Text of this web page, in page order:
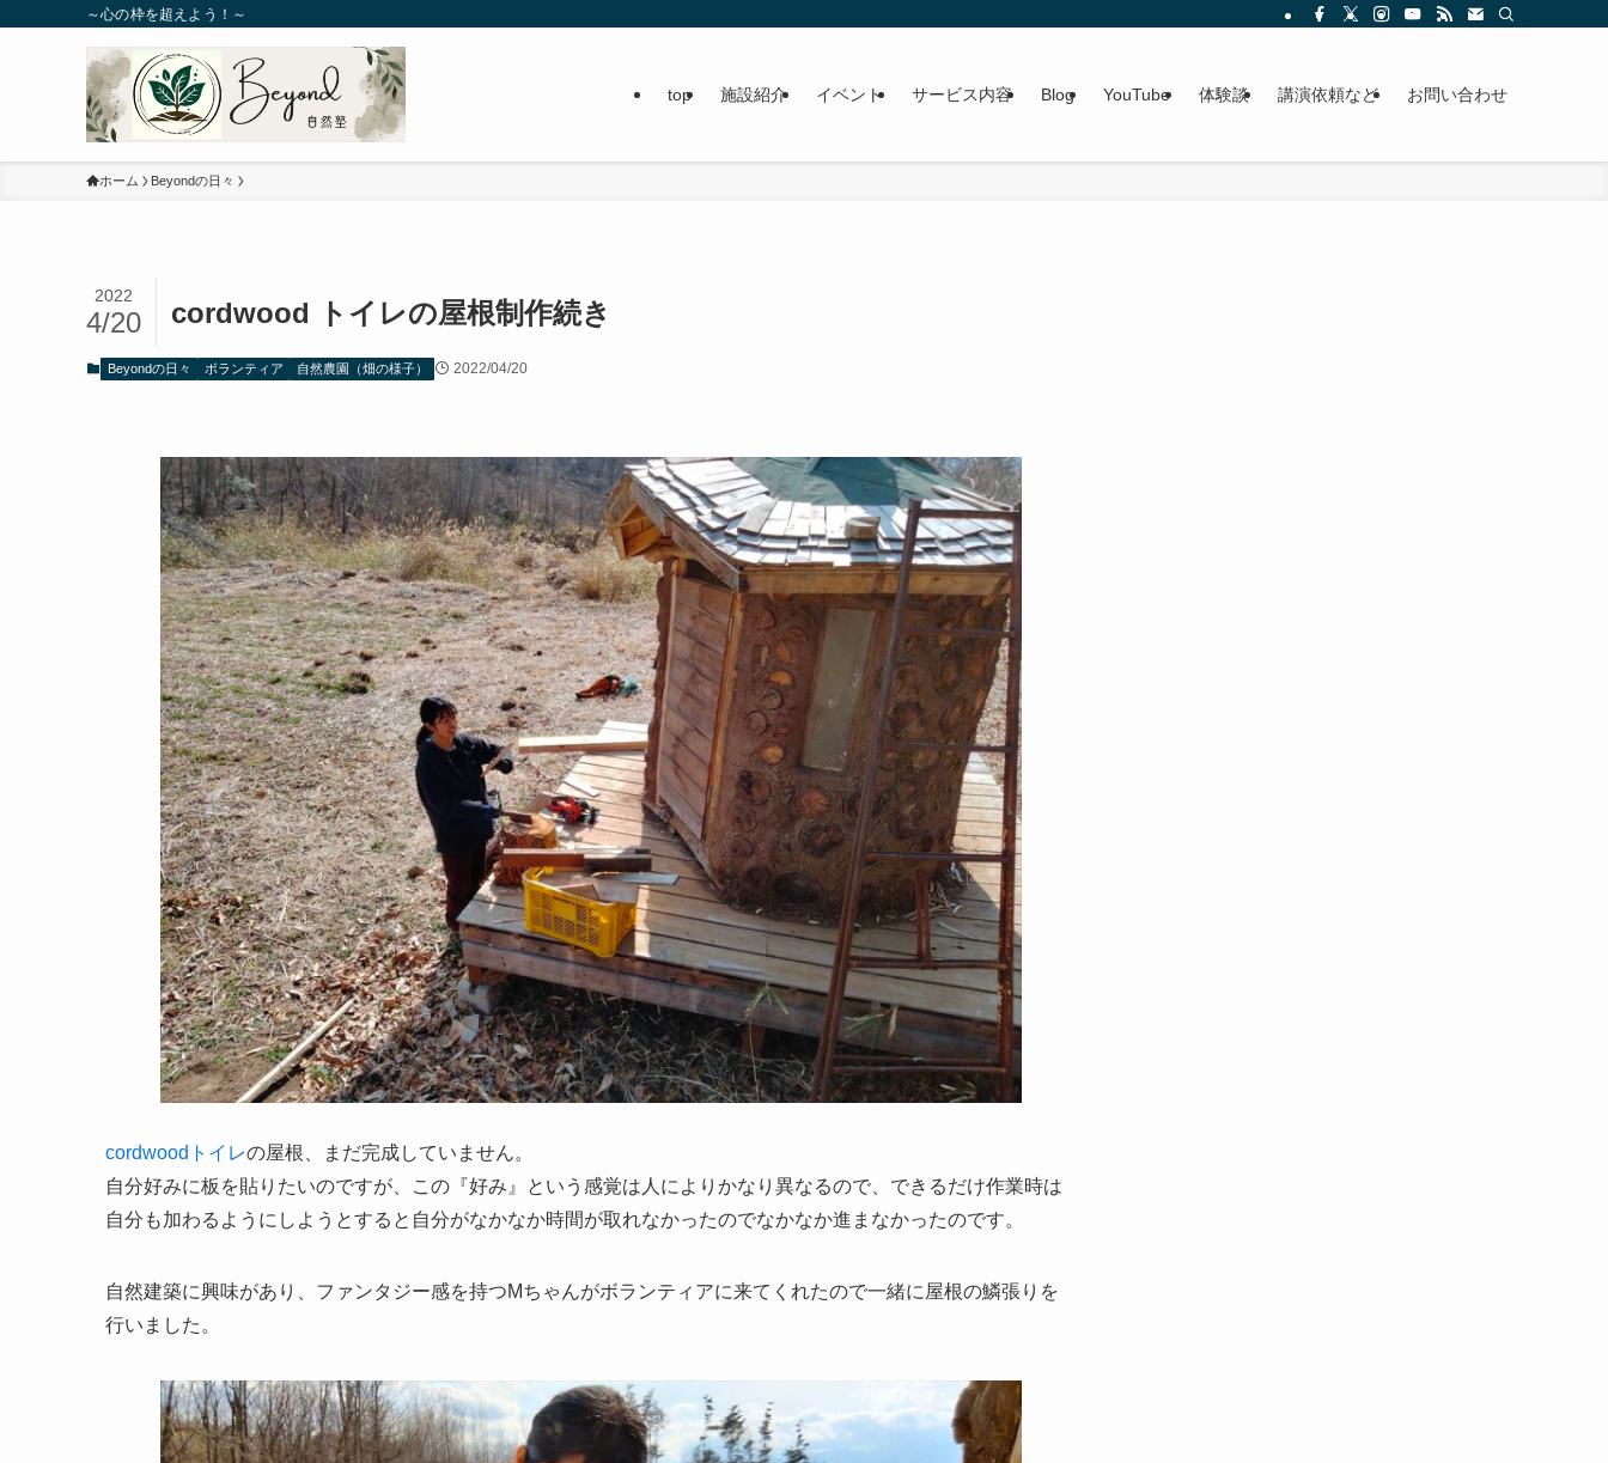
～心の枠を超えよう！～
top 施設紹介 イベント サービス内容 Blog YouTube 体験談 講演依頼など お問い合わせ
ホーム Beyondの日々
cordwood トイレの屋根制作続き
2022
4/20
Beyondの日々 ボランティア 自然農園（畑の様子） 2022/04/20
cordwoodトイレの屋根、まだ完成していません。
自分好みに板を貼りたいのですが、この『好み』という感覚は人によりかなり異なるので、できるだけ作業時は
自分も加わるようにしようとすると自分がなかなか時間が取れなかったのでなかなか進まなかったのです。
自然建築に興味があり、ファンタジー感を持つMちゃんがボランティアに来てくれたので一緒に屋根の鱗張りを
行いました。